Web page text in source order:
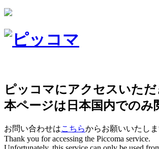
ピッコマにアクセスいた
本ページは日本国内でのみ
お問い合わせはこちらからお願いいたしま
Thank you for accessing the Piccoma service.